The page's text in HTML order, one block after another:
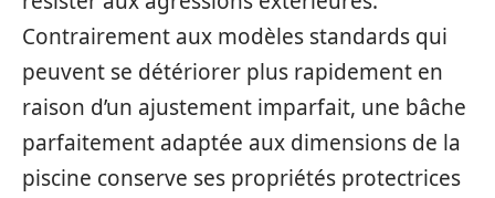
Contrairement aux modèles standards qui
peuvent se détériorer plus rapidement en
raison d’un ajustement imparfait, une bâche
parfaitement adaptée aux dimensions de la
piscine conserve ses propriétés protectrices